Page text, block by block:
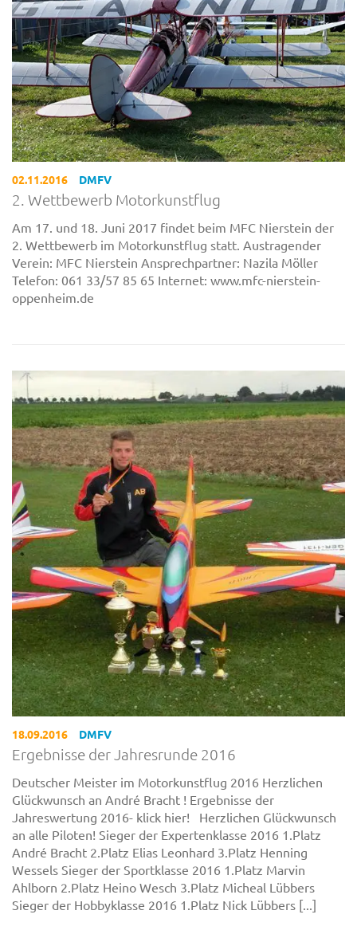
02.11.2016 DMFV
2. Wettbewerb Motorkunstflug
Am 17. und 18. Juni 2017 findet beim MFC Nierstein der
2. Wettbewerb im Motorkunstflug statt. Austragender
Verein: MFC Nierstein Ansprechpartner: Nazila Möller
Telefon: 061 33/57 85 65 Internet: www.mfc-nierstein-
oppenheim.de
18.09.2016 DMFV
Ergebnisse der Jahresrunde 2016
Deutscher Meister im Motorkunstflug 2016 Herzlichen
Glückwunsch an André Bracht ! Ergebnisse der
Jahreswertung 2016- klick hier! Herzlichen Glückwunsch
an alle Piloten! Sieger der Expertenklasse 2016 1.Platz
André Bracht 2.Platz Elias Leonhard 3.Platz Henning
Wessels Sieger der Sportklasse 2016 1.Platz Marvin
Ahlborn 2.Platz Heino Wesch 3.Platz Micheal Lübbers
Sieger der Hobbyklasse 2016 1.Platz Nick Lübbers [...]